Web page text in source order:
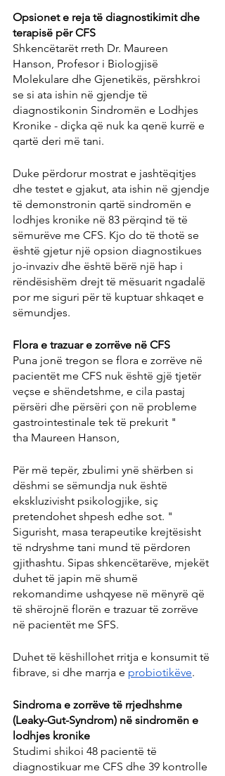
Opsionet e reja të diagnostikimit dhe
terapisë për CFS
Shkencëtarët rreth Dr. Maureen
Hanson, Profesor i Biologjisë
Molekulare dhe Gjenetikës, përshkroi
se si ata ishin në gjendje të
diagnostikonin Sindromën e Lodhjes
Kronike - diçka që nuk ka qenë kurrë e
qartë deri më tani.
Duke përdorur mostrat e jashtëqitjes
dhe testet e gjakut, ata ishin në gjendje
të demonstronin qartë sindromën e
lodhjes kronike në 83 përqind të të
sëmurëve me CFS. Kjo do të thotë se
është gjetur një opsion diagnostikues
jo-invaziv dhe është bërë një hap i
rëndësishëm drejt të mësuarit ngadalë
por me siguri për të kuptuar shkaqet e
sëmundjes.
Flora e trazuar e zorrëve në CFS
Puna jonë tregon se flora e zorrëve në
pacientët me CFS nuk është gjë tjetër
veçse e shëndetshme, e cila pastaj
përsëri dhe përsëri çon në probleme
gastrointestinale tek të prekurit "
tha Maureen Hanson,
Për më tepër, zbulimi ynë shërben si
dëshmi se sëmundja nuk është
ekskluzivisht psikologjike, siç
pretendohet shpesh edhe sot. "
Sigurisht, masa terapeutike krejtësisht
të ndryshme tani mund të përdoren
gjithashtu. Sipas shkencëtarëve, mjekët
duhet të japin më shumë
rekomandime ushqyese në mënyrë që
të shërojnë florën e trazuar të zorrëve
në pacientët me SFS.
Duhet të këshillohet rritja e konsumit të
fibrave, si dhe marrja e probiotikëve.
Sindroma e zorrëve të rrjedhshme
(Leaky-Gut-Syndrom) në sindromën e
lodhjes kronike
Studimi shikoi 48 pacientë të
diagnostikuar me CFS dhe 39 kontrolle